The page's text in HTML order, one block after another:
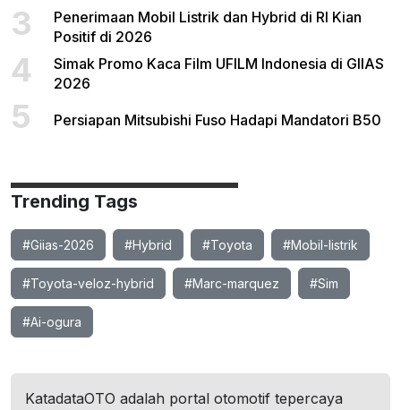
3
Penerimaan Mobil Listrik dan Hybrid di RI Kian
Positif di 2026
4
Simak Promo Kaca Film UFILM Indonesia di GIIAS
2026
5 Persiapan Mitsubishi Fuso Hadapi Mandatori B50
Trending Tags
#Giias-2026 #Hybrid #Toyota #Mobil-listrik
#Toyota-veloz-hybrid #Marc-marquez #Sim
#Ai-ogura
KatadataOTO adalah portal otomotif tepercaya